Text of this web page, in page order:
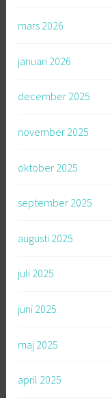
mars 2026
januari 2026
december 2025
november 2025
oktober 2025
september 2025
augusti 2025
juli 2025
juni 2025
maj 2025
april 2025